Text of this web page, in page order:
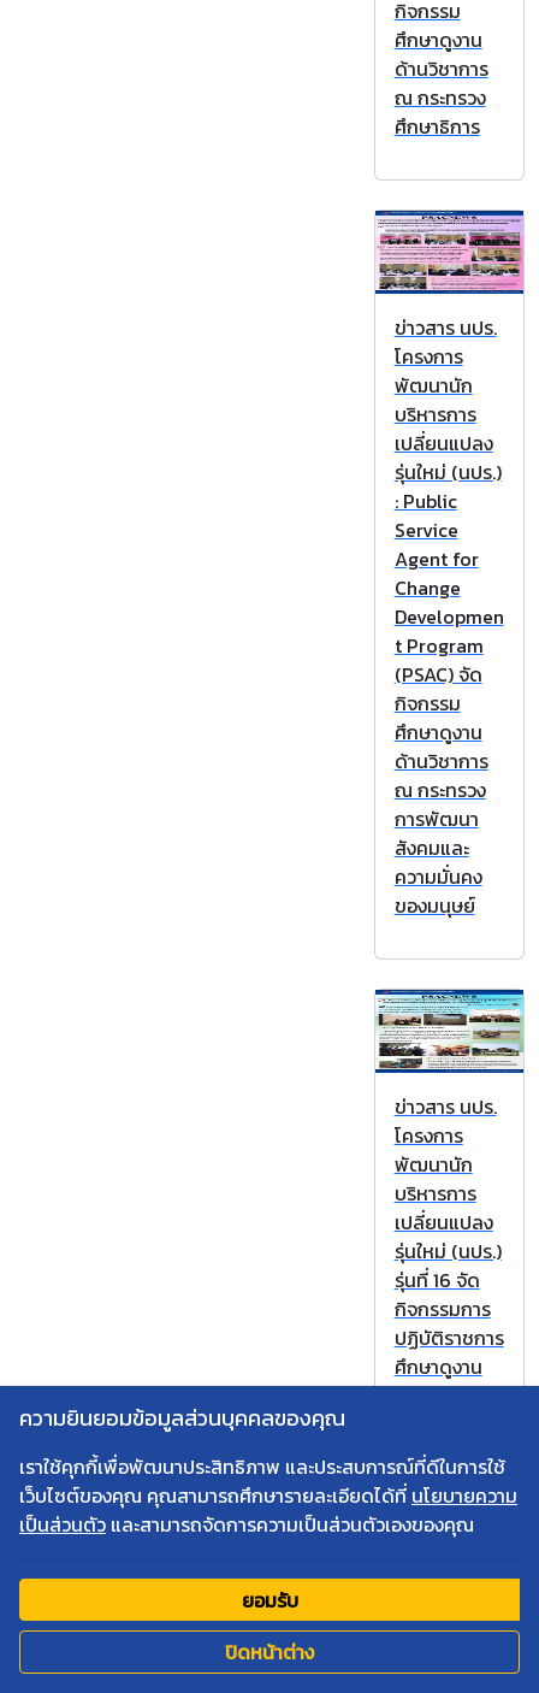
กิจกรรม
ศึกษาดูงาน
ด้านวิชาการ
ณ กระทรวง
ศึกษาธิการ
ข่าวสาร นปร.
โครงการ
พัฒนานัก
บริหารการ
เปลี่ยนแปลง
รุ่นใหม่ (นปร.)
: Public
Service
Agent for
Change
Developmen
t Program
(PSAC) จัด
กิจกรรม
ศึกษาดูงาน
ด้านวิชาการ
ณ กระทรวง
การพัฒนา
สังคมและ
ความมั่นคง
ของมนุษย์
ข่าวสาร นปร.
โครงการ
พัฒนานัก
บริหารการ
เปลี่ยนแปลง
รุ่นใหม่ (นปร.)
รุ่นที่ 16 จัด
กิจกรรมการ
ปฏิบัติราชการ
ศึกษาดูงาน
ด้านวิชาการ
ชลบุรี
ความยินยอมข้อมูลส่วนบุคคลของคุณ
เราใช้คุกกี้เพื่อพัฒนาประสิทธิภาพ และประสบการณ์ที่ดีในการใช้
เว็บไซต์ของคุณ คุณสามารถศึกษารายละเอียดได้ที่ นโยบายความ
เป็นส่วนตัว และสามารถจัดการความเป็นส่วนตัวเองของคุณ
ยอมรับ
ปิดหน้าต่าง